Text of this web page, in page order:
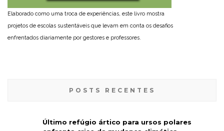
Elaborado como uma troca de experiências, este livro mostra
projetos de escolas sustentáveis que levam em conta os desafios
enfrentados diariamente por gestores e professores.
POSTS RECENTES
Último refúgio ártico para ursos polares